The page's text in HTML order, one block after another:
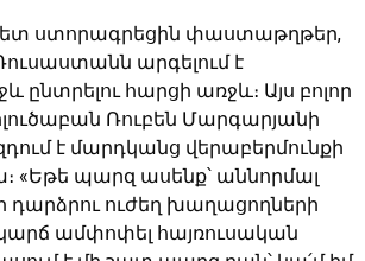
ստորագրեցին փաստաթղթեր,
արգելում է
հարցի առջև։ Այս բոլոր
Ռուբեն Մարգարյանի
է մարդկանց վերաբերմունքի
«Եթե պարզ ասենք՝ աննորմալ
դարձրու ուժեղ խաղացողների
ամփոփել հայռուսական